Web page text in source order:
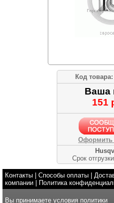
Код товара:
Ваша
151
Оформить
Срок
Контакты Способы оплаты
компании
Политика
Вы принимаете условия политики